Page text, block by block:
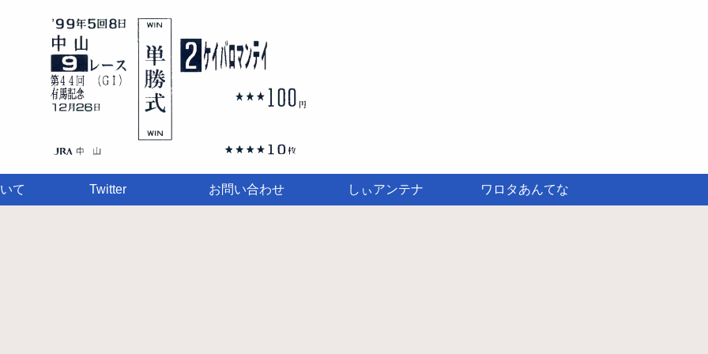
て Twitter お問い合わせ しぃアンテナ ワロタあんてな